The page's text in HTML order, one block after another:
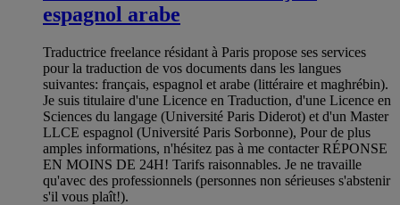
espagnol arabe
Traductrice freelance résidant à Paris propose ses services
pour la traduction de vos documents dans les langues
suivantes: français, espagnol et arabe (littéraire et maghrébin).
Je suis titulaire d'une Licence en Traduction, d'une Licence en
Sciences du langage (Université Paris Diderot) et d'un Master
LLCE espagnol (Université Paris Sorbonne), Pour de plus
amples informations, n'hésitez pas à me contacter RÉPONSE
EN MOINS DE 24H! Tarifs raisonnables. Je ne travaille
qu'avec des professionnels (personnes non sérieuses s'abstenir
s'il vous plaît!).